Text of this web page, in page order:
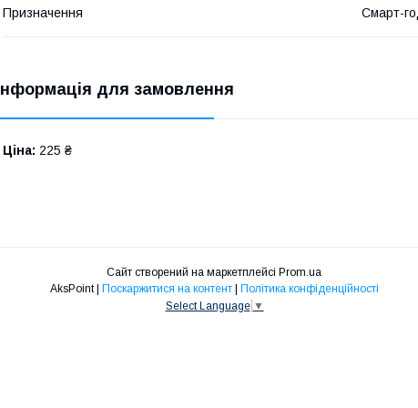
Призначення Смарт-
Інформація для замовлення
Ціна: 225 ₴
Сайт створений на маркетплейсі Prom.ua
Поскаржитися на контент
Політика конфіденційності
Select Language ▼